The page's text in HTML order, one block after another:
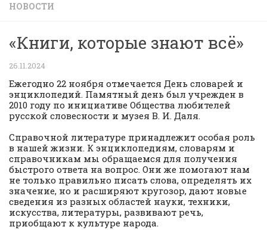
НОВОСТИ
«Книги, которые знают всё»
26.11.2024
Ежегодно 22 ноября отмечается День словарей и
энциклопедий. Памятный день был учрежден в
2010 году по инициативе Общества любителей
русской словесности и музея В. И. Даля.
Справочной литературе принадлежит особая роль
в нашей жизни. К энциклопедиям, словарям и
справочникам мы обращаемся для получения
быстрого ответа на вопрос. Они же помогают нам
не только правильно писать слова, определять их
значение, но и расширяют кругозор, дают новые
сведения из разных областей науки, техники,
искусства, литературы, развивают речь,
приобщают к культуре народа.